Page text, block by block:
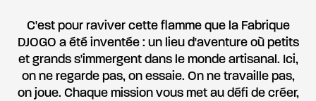
C'est pour raviver cette flamme que la Fabrique
DJOGO a été inventée : un lieu d'aventure où petits
et grands s'immergent dans le monde artisanal. Ici,
on ne regarde pas, on essaie. On ne travaille pas,
on joue. Chaque mission vous met au défi de créer,